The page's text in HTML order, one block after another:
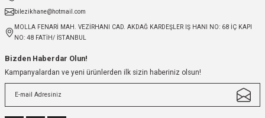
bilezikhane@hotmail.com
MOLLA FENARİ MAH. VEZİRHANI CAD. AKDAĞ KARDEŞLER IŞ HANI NO: 68 İÇ KAPI
NO: 48 FATİH/ İSTANBUL
Bizden Haberdar Olun!
Kampanyalardan ve yeni ürünlerden ilk sizin haberiniz olsun!